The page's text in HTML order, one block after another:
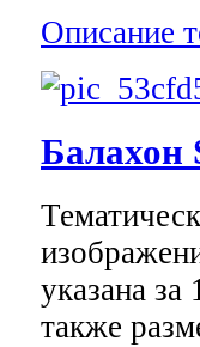
Описание
Балахон
указана
также